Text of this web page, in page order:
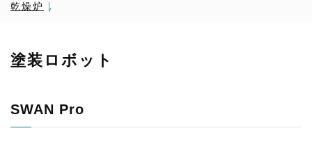
乾燥炉
塗装ロボット
SWAN Pro